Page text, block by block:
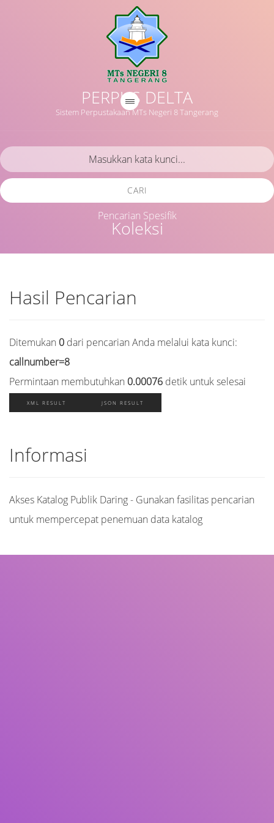
PERPUS DELTA
Sistem Perpustakaan MTs Negeri 8 Tangerang
Koleksi
CARI
Pencarian Spesifik
Hasil Pencarian
Ditemukan 0 dari pencarian Anda melalui kata kunci:
callnumber=8
Permintaan membutuhkan 0.00076 detik untuk selesai
XML RESULT JSON RESULT
Informasi
Akses Katalog Publik Daring - Gunakan fasilitas pencarian
untuk mempercepat penemuan data katalog